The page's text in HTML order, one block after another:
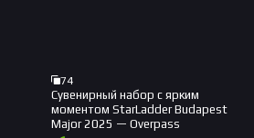
74
Сувенирный набор с ярким
моментом StarLadder Budapest
Major 2025 — Overpass